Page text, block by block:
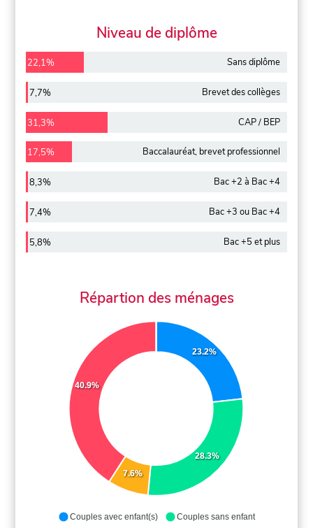
Niveau de diplôme
22,1% Sans diplôme
7,7% Brevet des collèges
31,3% CAP / BEP
17,5% Baccalauréat, brevet professionnel
8,3% Bac +2 à Bac +4
7,4% Bac +3 ou Bac +4
5,8% Bac +5 et plus
Répartion des ménages
23.2%
28.3%
7.6%
40.9%
Couples avec enfant(s)
Couples sans enfant